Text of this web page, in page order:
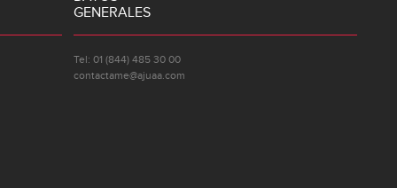
GENERALES
Tel: 01 (844) 485 30 00
contactame@ajuaa.com